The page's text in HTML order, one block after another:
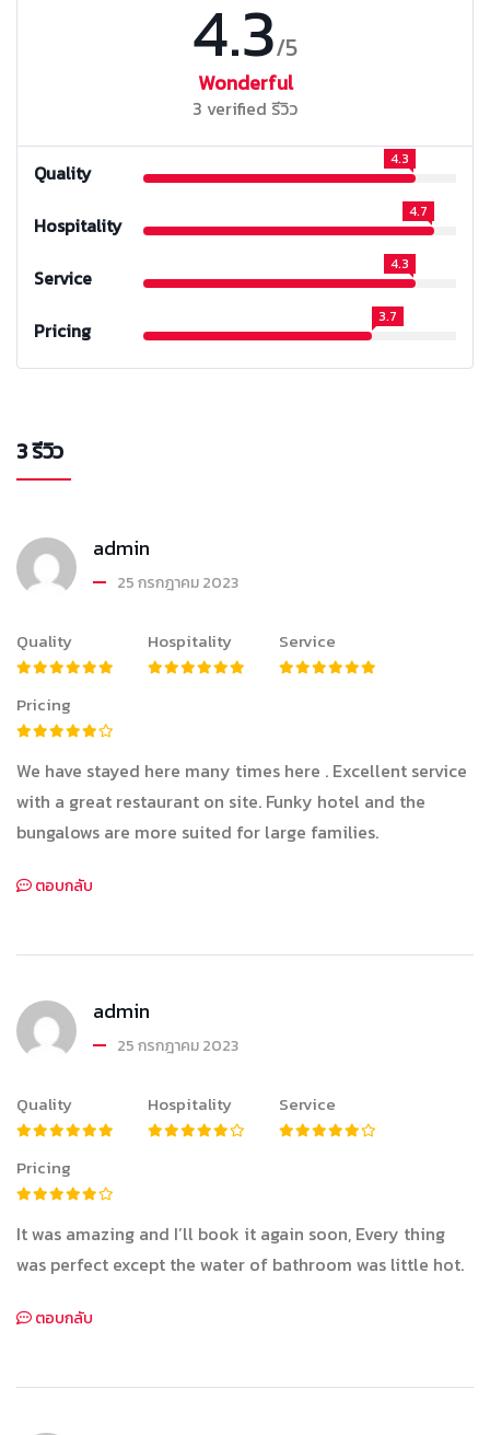
4.3/5
Wonderful
3 verified รีวิว
Quality
4.3
Hospitality
4.7
Service
4.3
Pricing
3.7
3 รีวิว
admin
25 กรกฎาคม 2023
Quality Hospitality Service
Pricing
We have stayed here many times here . Excellent service
with a great restaurant on site. Funky hotel and the
bungalows are more suited for large families.
ตอบกลับ
admin
25 กรกฎาคม 2023
Quality Hospitality Service
Pricing
It was amazing and I’ll book it again soon, Every thing
was perfect except the water of bathroom was little hot.
ตอบกลับ